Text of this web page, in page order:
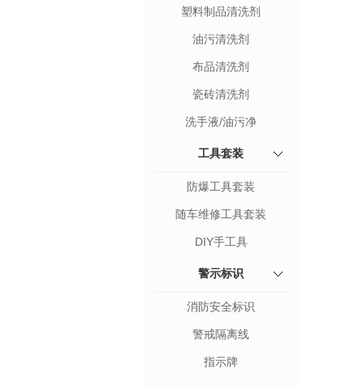
塑料制品清洗剂
油污清洗剂
布品清洗剂
瓷砖清洗剂
洗手液/油污净
工具套装
防爆工具套装
随车维修工具套装
DIY手工具
警示标识
消防安全标识
警戒隔离线
指示牌